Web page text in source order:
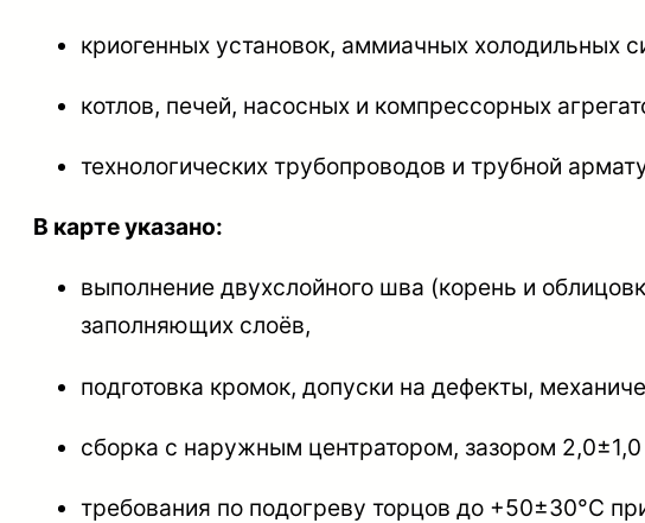
криогенных установок, аммиачных холодильных
котлов, печей, насосных и компрессорных
технологических трубопроводов и трубной
В карте указано:
выполнение двухслойного шва (корень и
заполняющих слоёв,
подготовка кромок, допуски на дефекты,
сборка с наружным центратором, зазором
требования по подогреву торцов до +50±30°С